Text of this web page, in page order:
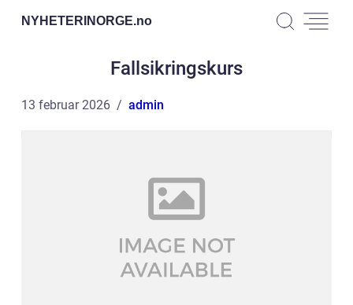
NYHETERINORGE.no
Fallsikringskurs
13 februar 2026 admin